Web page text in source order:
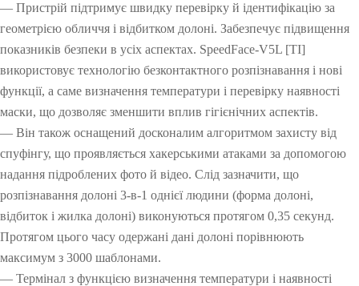
— Пристрій підтримує швидку перевірку й ідентифікацію за
геометрією обличчя і відбитком долоні. Забезпечує підвищення
показників безпеки в усіх аспектах. SpeedFace-V5L [TI]
використовує технологію безконтактного розпізнавання і нові
функції, а саме визначення температури і перевірку наявності
маски, що дозволяє зменшити вплив гігієнічних аспектів.
— Він також оснащений досконалим алгоритмом захисту від
спуфінгу, що проявляється хакерськими атаками за допомогою
надання підроблених фото й відео. Слід зазначити, що
розпізнавання долоні 3-в-1 однієї людини (форма долоні,
відбиток і жилка долоні) виконуються протягом 0,35 секунд.
Протягом цього часу одержані дані долоні порівнюють
максимум з 3000 шаблонами.
— Термінал з функцією визначення температури і наявності